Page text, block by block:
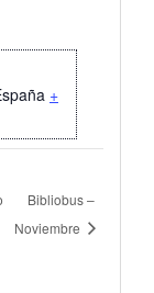
+
Bibliobus –
Noviembre